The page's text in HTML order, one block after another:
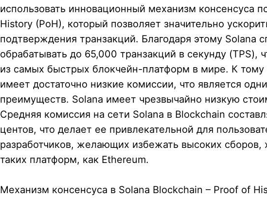
использовать инновационный механизм консенсуса
History (PoH), который позволяет значительно
подтверждения транзакций. Благодаря этому Solana
обрабатывать до 65,000 транзакций в секунду (TPS),
из самых быстрых блокчейн-платформ в мире. К
имеет достаточно низкие комиссии, что является
преимуществ. Solana имеет чрезвычайно низкую
Средняя комиссия на сети Solana в Blockchain
центов, что делает ее привлекательной для
разработчиков, желающих избежать высоких сборов,
таких платформ, как Ethereum.
Механизм консенсуса в Solana Blockchain – Proof of